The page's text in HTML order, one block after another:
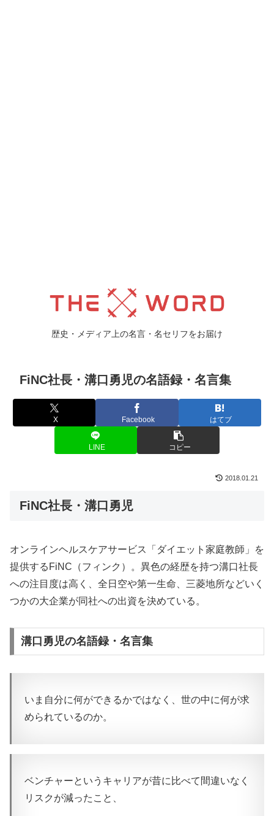
歴史・メディア上の名言・名セリフをお届け
FiNC社長・溝口勇児の名語録・名言集
X Facebook はてブ
LINE コピー
2018.01.21
FiNC社長・溝口勇児
オンラインヘルスケアサービス「ダイエット家庭教師」を
提供するFiNC（フィンク）。異色の経歴を持つ溝口社長
への注目度は高く、全日空や第一生命、三菱地所などいく
つかの大企業が同社への出資を決めている。
溝口勇児の名語録・名言集
いま自分に何ができるかではなく、世の中に何が求
められているのか。
ベンチャーというキャリアが昔に比べて間違いなく
リスクが減ったこと、